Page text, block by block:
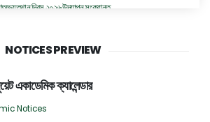
দিবস ২০২৬ উদযাপন সংক্রান্ত
অফিস এ্যসিসটেন্ট কাম কম্পিউটার অপারেটর (কনভার্টিবল) পদে
Notices
ও প্রযুক্তি বিশ্ববিদ্যালয়, গাজীপুর এর ইলেকট্রিক্যাল এন্ড
ইঞ্জিনিয়ারিং বিভাগের অধ্যাপক ড. প্রকৌশলী রুমা অত্র
NOTICES PREVIEW
একাডেমিক ক্যালেন্ডার
Notices